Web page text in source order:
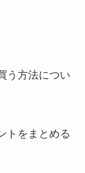
う方法につい
トをまとめる